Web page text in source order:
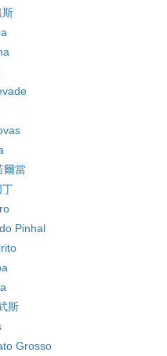
斯
爾當
丁
Pinhal
斯
Grosso